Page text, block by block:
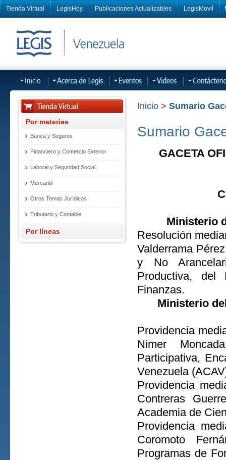
Tienda Virtual LegisHoy Publicaciones Actualizables LegisMovil
Por materias
Banca y Seguros
Financiero y Comercio Exterior
Laboral y Seguridad Social
Mercantil
Otros Temas Jurídicos
Tributario y Contable
Por líneas
Inicio > Sumario
Sumario
GACETA
Ministerio
Resolución
Valderrama
y No
Productiva,
Finanzas.
Ministerio
Providencia
Nimer
Participativa,
Venezuela
Providencia
Contreras
Academia de
Providencia
Coromoto
Programas de